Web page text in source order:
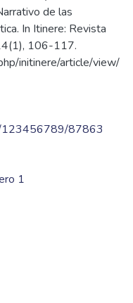
de las
In Itinere: Revista
106-117.
initinere/article/view/
123456789/87863
1